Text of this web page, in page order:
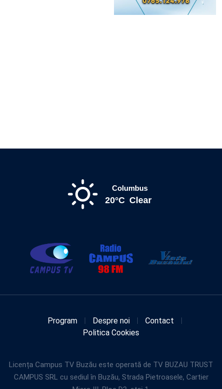
Columbus
20°C Clear
Program Despre noi
Contact
Politica Cookies
Licența Campus TV Buzău este operată de TV BUZAU TRUST
CAMPUS SRL cu sediul în Buzău, Strada Pietroasele, Cartier